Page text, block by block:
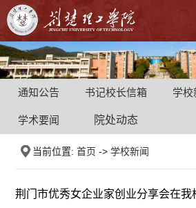
通知公告 书记校长信箱 学校
学术要闻 院处动态
当前位置:首页 ->学校新闻
荆门市优秀女企业家创业分享会在我